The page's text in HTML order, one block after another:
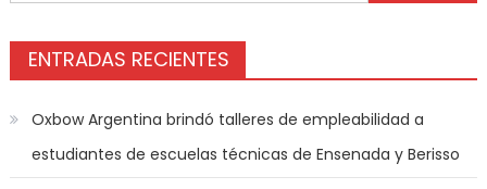
ENTRADAS RECIENTES
Oxbow Argentina brindó talleres de empleabilidad a
estudiantes de escuelas técnicas de Ensenada y Berisso